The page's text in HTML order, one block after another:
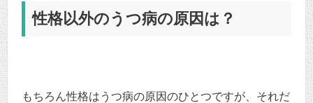
性格以外のうつ病の原因は？
もちろん性格はうつ病の原因のひとつですが、それだ